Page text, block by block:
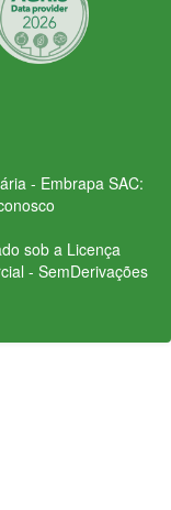
- Embrapa SAC:
sob a Licença
- SemDerivações